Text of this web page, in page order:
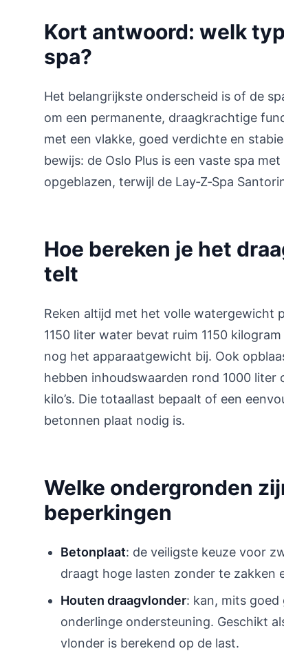
Kort antwoord: welk
spa?
Het belangrijkste onderscheid is of de
om een permanente, draagkrachtige
met een vlakke, goed verdichte en
bewijs: de Oslo Plus is een vaste spa
opgeblazen, terwijl de Lay‑Z‑Spa
Hoe bereken je het
telt
Reken altijd met het volle watergewicht
1150 liter water bevat ruim 1150
nog het apparaatgewicht bij. Ook
hebben inhoudswaarden rond 1000 liter
kilo’s. Die totaallast bepaalt of een
betonnen plaat nodig is.
Welke ondergronden
beperkingen
Betonplaat: de veiligste keuze voor
draagt hoge lasten zonder te zakken
Houten draagvlonder: kan, mits
onderlinge ondersteuning. Geschikt
vlonder is berekend op de last.